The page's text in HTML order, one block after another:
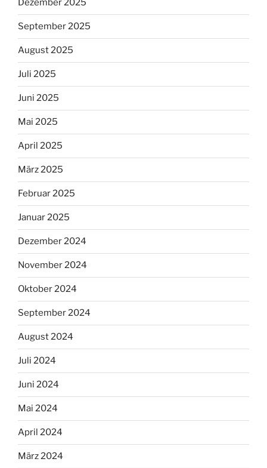
Dezember 2025
September 2025
August 2025
Juli 2025
Juni 2025
Mai 2025
April 2025
März 2025
Februar 2025
Januar 2025
Dezember 2024
November 2024
Oktober 2024
September 2024
August 2024
Juli 2024
Juni 2024
Mai 2024
April 2024
März 2024